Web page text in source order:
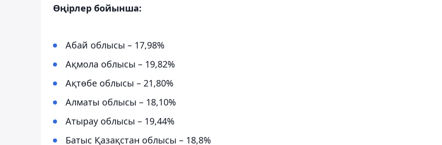
Өңірлер бойынша:
Абай облысы – 17,98%
Ақмола облысы – 19,82%
Ақтөбе облысы – 21,80%
Алматы облысы – 18,10%
Атырау облысы – 19,44%
Батыс Қазақстан облысы – 18,8%